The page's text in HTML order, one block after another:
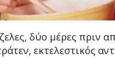
δύο μέρες πριν
εκτελεστικός